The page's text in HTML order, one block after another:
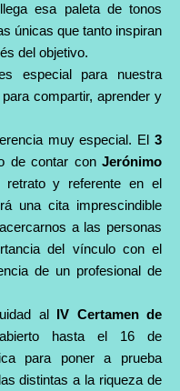
esa paleta de tonos
únicas que tanto inspiran
del objetivo.
especial para nuestra
compartir, aprender y
muy especial. El 3
de contar con Jerónimo
retrato y referente en el
una cita imprescindible
a las personas
del vínculo con el
de un profesional de
al IV Certamen de
hasta el 16 de
para poner a prueba
distintas a la riqueza de